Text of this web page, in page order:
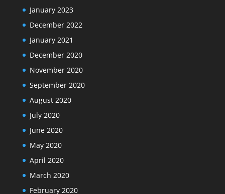
January 2023
December 2022
January 2021
December 2020
November 2020
September 2020
August 2020
July 2020
June 2020
May 2020
April 2020
March 2020
February 2020